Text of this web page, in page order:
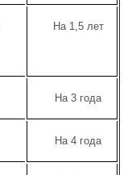
На 1,5 лет
На 3 года
На 4 года